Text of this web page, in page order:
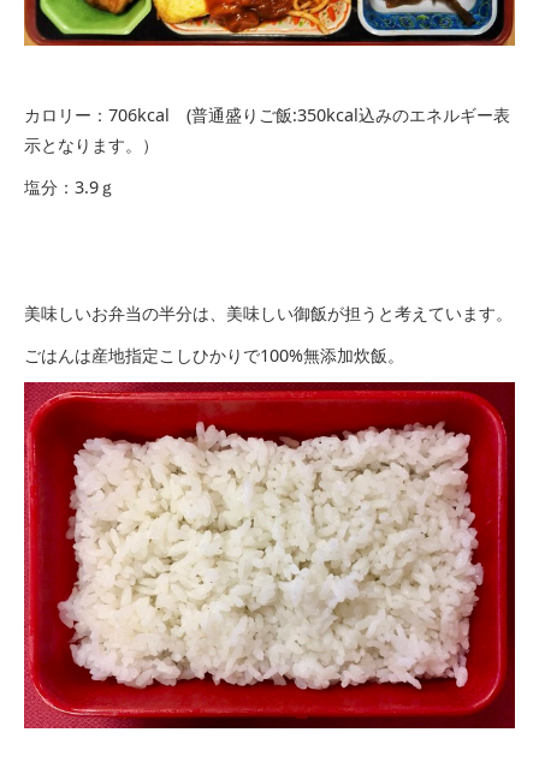
カロリー：706kcal (普通盛りご飯:350kcal込みのエネルギー表
示となります。）
塩分：3.9ｇ
美味しいお弁当の半分は、美味しい御飯が担うと考えています。
ごはんは産地指定こしひかりで100%無添加炊飯。